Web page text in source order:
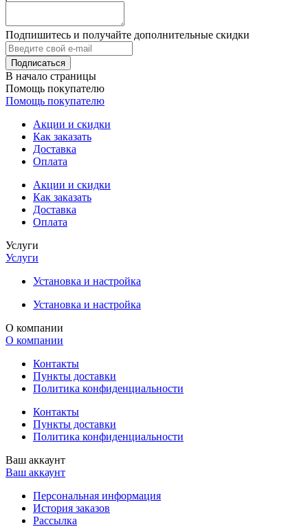
Подпишитесь и получайте дополнительные скидки
В начало страницы
Помощь покупателю
Помощь покупателю
Акции и скидки
Как заказать
Доставка
Оплата
Акции и скидки
Как заказать
Доставка
Оплата
Услуги
Услуги
Установка и настройка
Установка и настройка
О компании
О компании
Контакты
Пункты доставки
Политика конфиденциальности
Контакты
Пункты доставки
Политика конфиденциальности
Ваш аккаунт
Ваш аккаунт
Персональная информация
История заказов
Рассылка